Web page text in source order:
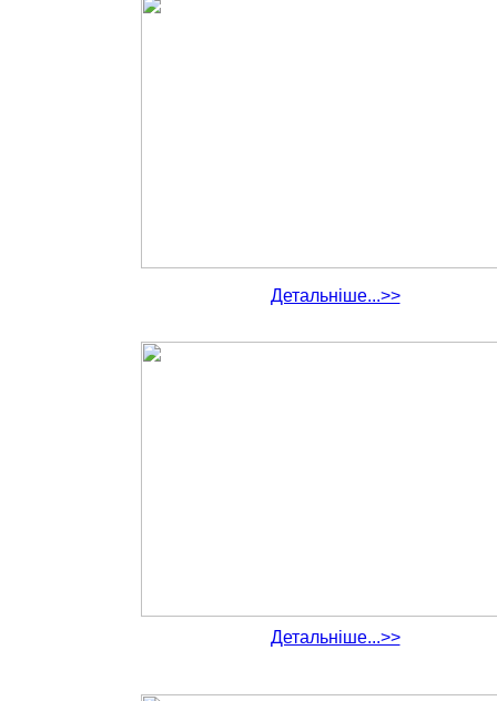
Детальніше...>>
Детальніше...>>